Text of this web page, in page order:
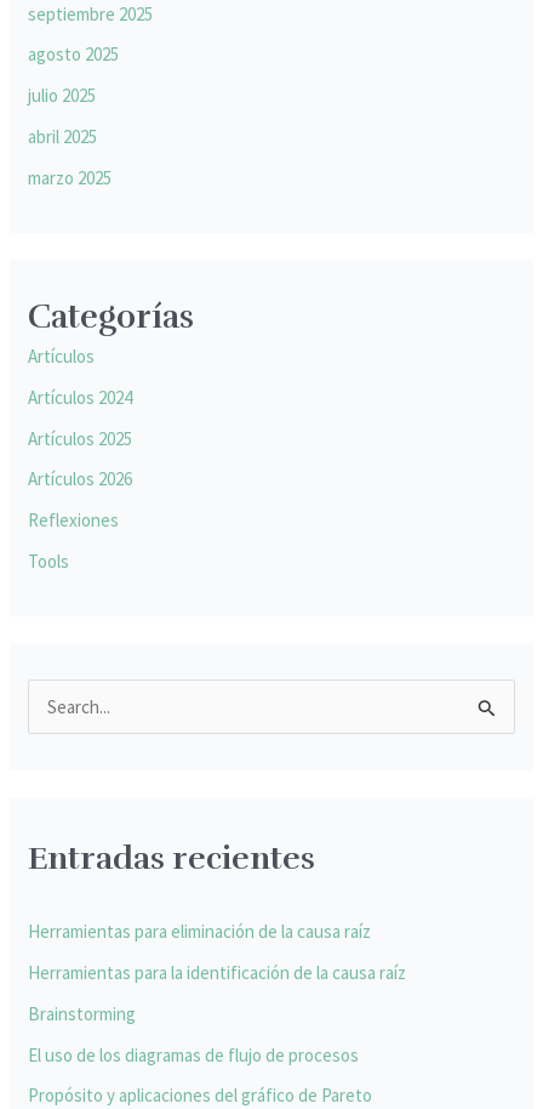
septiembre 2025
agosto 2025
julio 2025
abril 2025
marzo 2025
Categorías
Artículos
Artículos 2024
Artículos 2025
Artículos 2026
Reflexiones
Tools
a
p
o
r
Entradas recientes
Herramientas para eliminación de la causa raíz
Herramientas para la identificación de la causa raíz
Brainstorming
El uso de los diagramas de flujo de procesos
Propósito y aplicaciones del gráfico de Pareto